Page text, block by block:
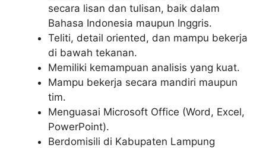
secara lisan dan tulisan, baik dalam
Bahasa Indonesia maupun Inggris.
Teliti, detail oriented, dan mampu bekerja
di bawah tekanan.
Memiliki kemampuan analisis yang kuat.
Mampu bekerja secara mandiri maupun
tim.
Menguasai Microsoft Office (Word, Excel,
PowerPoint).
Berdomisili di Kabupaten Lampung